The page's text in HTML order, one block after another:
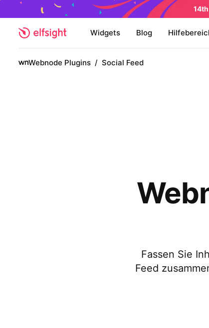
14th
Widgets Blog
Webnode Plugins / Social Feed
Fassen Sie
Feed